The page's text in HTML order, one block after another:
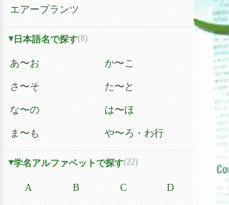
エアープランツ
日本語名で探す(8)
あ〜お か〜こ
さ〜そ た〜と
な〜の は〜ほ
ま〜も や〜ろ・わ行
学名アルファベットで探す(22)
A B C D